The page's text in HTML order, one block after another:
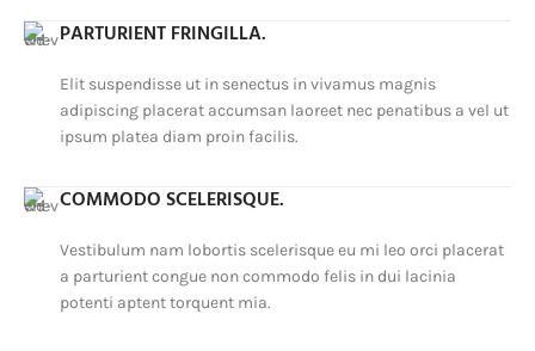
PARTURIENT FRINGILLA.
Elit suspendisse ut in senectus in vivamus magnis
adipiscing placerat accumsan laoreet nec penatibus a vel ut
ipsum platea diam proin facilis.
COMMODO SCELERISQUE.
Vestibulum nam lobortis scelerisque eu mi leo orci placerat
a parturient congue non commodo felis in dui lacinia
potenti aptent torquent mia.